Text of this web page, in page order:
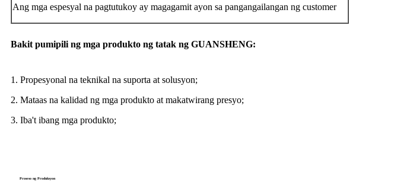
Ang mga espesyal na pagtutukoy ay magagamit ayon sa pangangailangan ng customer
Bakit pumipili ng mga produkto ng tatak ng GUANSHENG:
1. Propesyonal na teknikal na suporta at solusyon;
2. Mataas na kalidad ng mga produkto at makatwirang presyo;
3. Iba't ibang mga produkto;
Proseso ng Produksyon